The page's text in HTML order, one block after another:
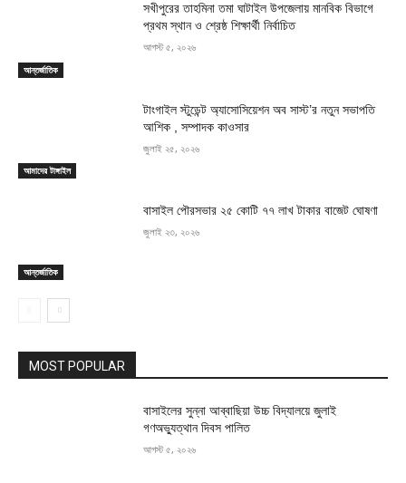
আন্তর্জাতিক
সখীপুরের তাহমিনা তমা ঘাটাইল উপজেলায় মানবিক বিভাগে
প্রথম স্থান ও শ্রেষ্ঠ শিক্ষার্থী নির্বাচিত
আগস্ট ৫, ২০২৬
আমাদের টাঙ্গাইল
টাংগাইল স্টুডেন্ট অ্যাসোসিয়েশন অব সাস্ট’র নতুন সভাপতি
আশিক , সম্পাদক কাওসার
জুলাই ২৫, ২০২৬
আন্তর্জাতিক
বাসাইল পৌরসভার ২৫ কোটি ৭৭ লাখ টাকার বাজেট ঘোষণা
জুলাই ২৩, ২০২৬
MOST POPULAR
বাসাইলের সুন্না আব্বাছিয়া উচ্চ বিদ্যালয়ে জুলাই
গণঅভ্যুত্থান দিবস পালিত
আগস্ট ৫, ২০২৬